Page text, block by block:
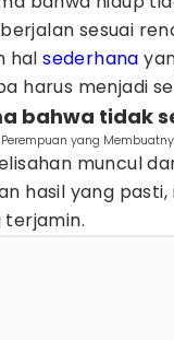
sesuai
halsederhana
harus menjadi
bahwa tidak
yang
muncul
hasil yang
terjamin.